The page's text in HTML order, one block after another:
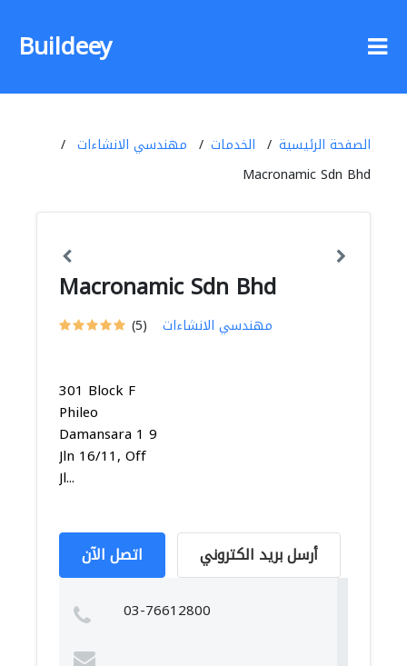
Buildeey
الصفحة الرئيسية الخدمات
مهندسي الانشاءات
Macronamic Sdn Bhd
Macronamic Sdn Bhd
(5) مهندسي الانشاءات
301 Block F
Phileo
Damansara 1 9
Jln 16/11, Off
Jl...
اتصل الآن أرسل بريد الكتروني
03-76612800